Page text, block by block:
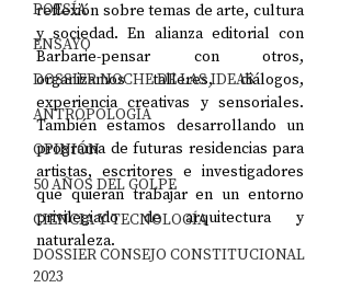
POESÍA
ENSAYO
DOSSIER NOCHE DE LAS IDEAS
ANTROPOLOGÍA
OPINIÓN
50 AÑOS DEL GOLPE
CIENCIA Y TECNOLOGÍA
DOSSIER CONSEJO CONSTITUCIONAL
2023
reflexión sobre temas de arte, cultura
y sociedad. En alianza editorial con
Barbarie-pensar con otros,
organizamos talleres, diálogos,
experiencia creativas y sensoriales.
También estamos desarrollando un
programa de futuras residencias para
artistas, escritores e investigadores
que quieran trabajar en un entorno
privilegiado de arquitectura y
naturaleza.